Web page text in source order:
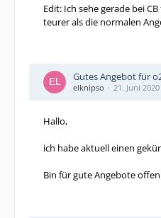
Edit: Ich sehe gerade bei
teurer als die normalen
Gutes Angebot für
elknipso 21. Juni 2020
Hallo,
ich habe aktuell einen
Bin für gute Angebote